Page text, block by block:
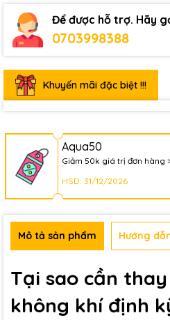
Để được hỗ trợ. Hãy
0703998388
Khuyến mãi đặc biệt !!!
Aqua50
Giảm 50k giá trị đơn hàng
HSD: 31/12/2026
Mô tả sản phẩm Hướng
Tại sao cần
không khí định